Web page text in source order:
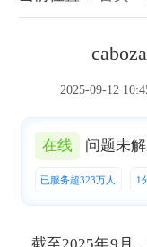
2025-09-12
在线 问题未
已服务超323万人 1
截至2025年9月